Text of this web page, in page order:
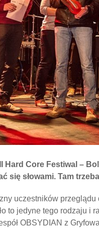
Hard Core Festiwal –
się słowami. Tam
uczestników
to jedyne tego rodzaju i
OBSYDIAN z